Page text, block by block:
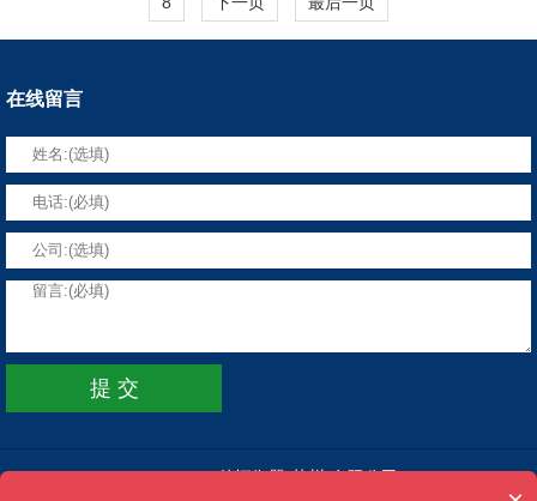
在线留言
Copyright 仲恒衡器(苏州)有限公司